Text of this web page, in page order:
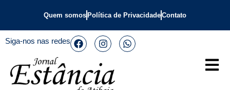
Quem somos Política de PrivacidadeContato
Siga-nos nas redes